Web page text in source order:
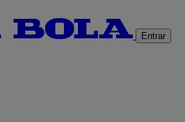
Entrar